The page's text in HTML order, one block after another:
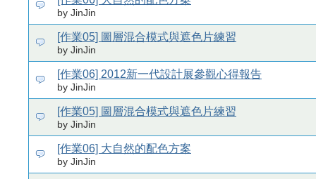
by JinJin
[作業05] 圖層混合模式與遮色片練習
by JinJin
[作業06] 2012新一代設計展參觀心得報告
by JinJin
[作業05] 圖層混合模式與遮色片練習
by JinJin
[作業06] 大自然的配色方案
by JinJin